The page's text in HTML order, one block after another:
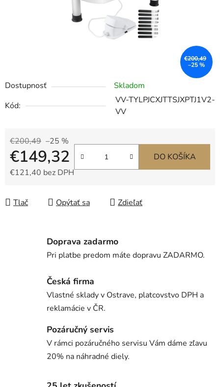
Dostupnosť
Skladom
Kód:
VV-TYLPJCXJTTSJXPTJ1V2-
VV
€200,49 –25 %
€149,32
€121,40 bez DPH
DO KOŠÍKA
Tlač Opýtať sa Zdieľať
€200,49
–25 %
Doprava zadarmo
Pri platbe predom máte dopravu ZADARMO.
Česká firma
Vlastné sklady v Ostrave, platcovstvo DPH a
reklamácie v ČR.
Pozáručný servis
V rámci pozáručného servisu Vám dáme zľavu
20% na náhradné diely.